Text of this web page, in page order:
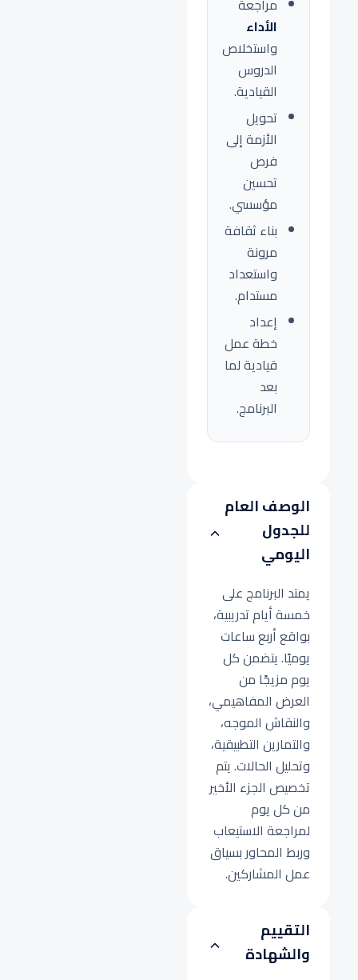
مراجعة
الأداء
واستخلاص
الدروس
القيادية.
تحويل
الأزمة إلى
فرص
تحسين
مؤسسي.
بناء ثقافة
مرونة
واستعداد
مستدام.
إعداد
خطة عمل
قيادية لما
بعد
البرنامج.
الوصف العام
للجدول
اليومي
يمتد البرنامج على
خمسة أيام تدريبية،
بواقع أربع ساعات
يوميًا. يتضمن كل
يوم مزيجًا من
العرض المفاهيمي،
والنقاش الموجه،
والتمارين التطبيقية،
وتحليل الحالات. يتم
تخصيص الجزء الأخير
من كل يوم
لمراجعة الاستيعاب
وربط المحاور بسياق
عمل المشاركين.
التقييم
والشهادة